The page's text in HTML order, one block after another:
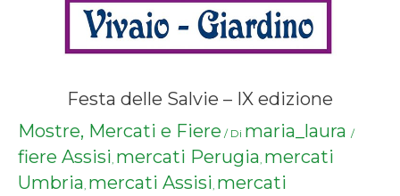
Festa delle Salvie – IX edizione
Mostre, Mercati e Fiere / Di maria_laura /
fiere Assisi, mercati Perugia, mercati
Umbria, mercati Assisi, mercati